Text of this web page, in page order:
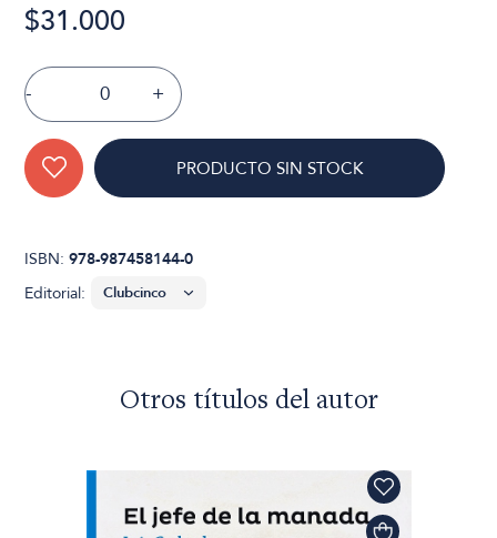
$31.000
- +
PRODUCTO SIN STOCK
ISBN:978-987458144-0
Editorial:
Otros títulos del autor